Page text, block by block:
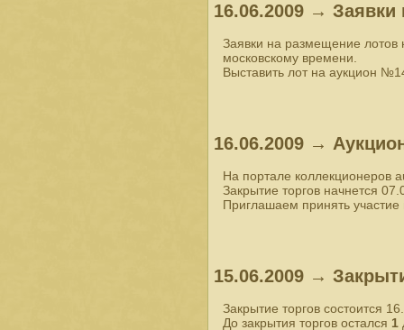
16.06.2009 →
Заявки на размещение
московскому времени.
Выставить лот на аукцион
16.06.2009 →
На портале коллекционеров
Закрытие торгов начнется
Приглашаем принять
15.06.2009 →
Закрытие торгов состоится
До закрытия торгов остался 1